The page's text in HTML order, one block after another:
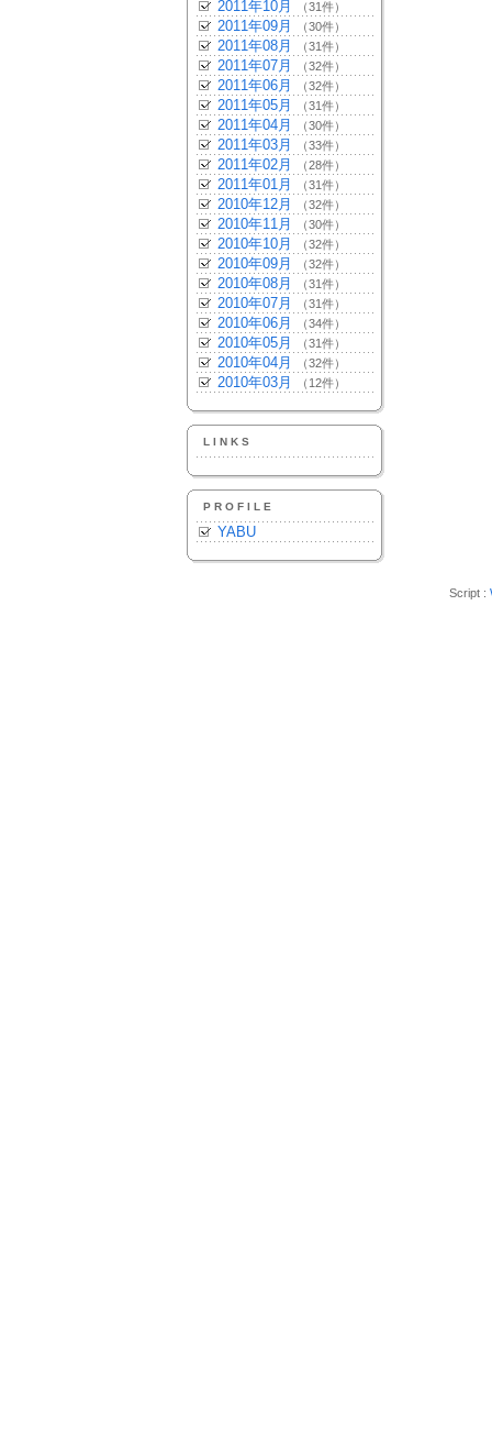
2011年10月 （31件）
2011年09月 （30件）
2011年08月 （31件）
2011年07月 （32件）
2011年06月 （32件）
2011年05月 （31件）
2011年04月 （30件）
2011年03月 （33件）
2011年02月 （28件）
2011年01月 （31件）
2010年12月 （32件）
2010年11月 （30件）
2010年10月 （32件）
2010年09月 （32件）
2010年08月 （31件）
2010年07月 （31件）
2010年06月 （34件）
2010年05月 （31件）
2010年04月 （32件）
2010年03月 （12件）
LINKS
PROFILE
YABU
Script :